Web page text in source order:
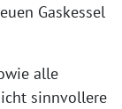
Gaskessel
alle
sinnvollere